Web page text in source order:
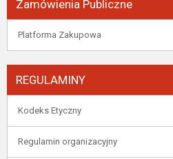
Zamówienia Publiczne
Platforma Zakupowa
REGULAMINY
Kodeks Etyczny
Regulamin organizacyjny